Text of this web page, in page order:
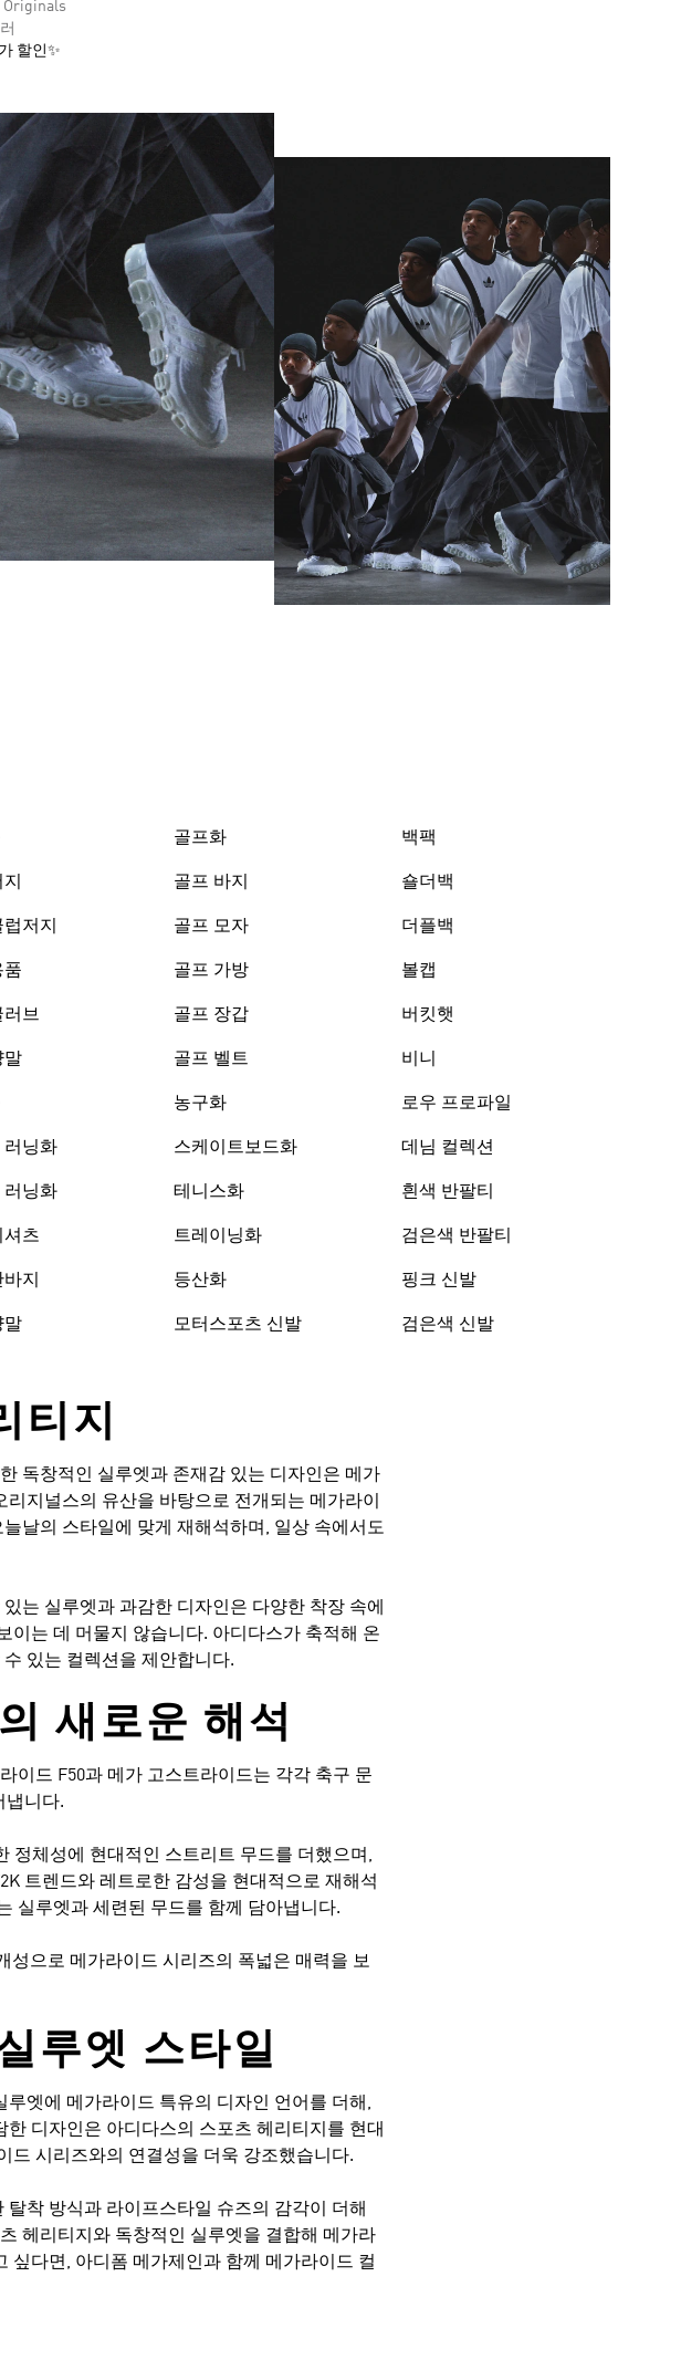
Originals
할인✨
저지
품
러브
말
러닝화
러닝화
셔츠
지
말
골프화
골프 바지
골프 모자
골프 가방
골프 장갑
골프 벨트
농구화
스케이트보드화
테니스화
트레이닝화
등산화
모터스포츠 신발
백팩
숄더백
더플백
볼캡
버킷햇
비니
로우 프로파일
데님 컬렉션
흰색 반팔티
검은색 반팔티
핑크 신발
검은색 신발
티지
독창적인 실루엣과 존재감 있는 디자인은 메가
지널스의 유산을 바탕으로 전개되는 메가라이
날의 스타일에 맞게 재해석하며, 일상 속에서도
는 실루엣과 과감한 디자인은 다양한 착장 속에
이는 데 머물지 않습니다. 아디다스가 축적해 온
있는 컬렉션을 제안합니다.
새로운 해석
이드 F50과 메가 고스트라이드는 각각 축구 문
냅니다.
정체성에 현대적인 스트리트 무드를 더했으며,
트렌드와 레트로한 감성을 현대적으로 재해석
실루엣과 세련된 무드를 함께 담아냅니다.
성으로 메가라이드 시리즈의 폭넓은 매력을 보
루엣 스타일
엣에 메가라이드 특유의 디자인 언어를 더해,
디자인은 아디다스의 스포츠 헤리티지를 현대
드 시리즈와의 연결성을 더욱 강조했습니다.
착 방식과 라이프스타일 슈즈의 감각이 더해
헤리티지와 독창적인 실루엣을 결합해 메가라
싶다면, 아디폼 메가제인과 함께 메가라이드 컬